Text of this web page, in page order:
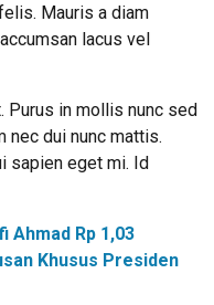
Mauris a diam
lacus vel
Purus in mollis nunc sed
nec dui nunc mattis.
sapien eget mi. Id
Ahmad Rp 1,03
Khusus Presiden